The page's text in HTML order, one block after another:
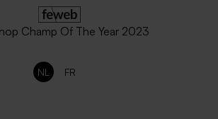
Champ Of The Year 2023
NL FR